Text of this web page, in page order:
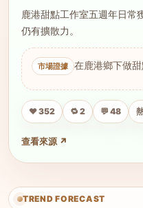
鹿港甜點工作室五週年日常
仍有擴散力。
在鹿港鄉下做
❤️ 352 🔁 2 💬 48
查看來源 ↗
TREND FORECAST